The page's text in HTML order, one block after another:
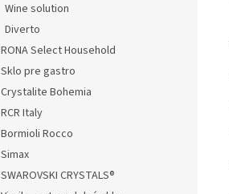
Wine solution
Diverto
RONA Select Household
Sklo pre gastro
Crystalite Bohemia
RCR Italy
Bormioli Rocco
Simax
SWAROVSKI CRYSTALS®